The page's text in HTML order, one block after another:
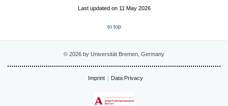
Last updated on 11 May 2026
to top
© 2026 by Universität Bremen, Germany
Imprint Data Privacy